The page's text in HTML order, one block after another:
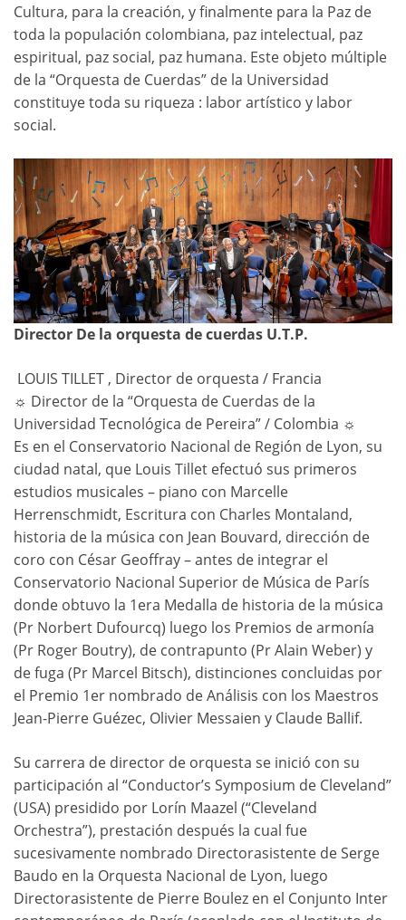
Cultura, para la creación, y finalmente para la Paz de
toda la populación colombiana, paz intelectual, paz
espiritual, paz social, paz humana. Este objeto múltiple
de la “Orquesta de Cuerdas” de la Universidad
constituye toda su riqueza : labor artístico y labor
social.
Director De la orquesta de cuerdas U.T.P.
­ LOUIS TILLET ­, Director de orquesta / Francia
☼ Director de la “Orquesta de Cuerdas de la
Universidad Tecnológica de Pereira” / Colombia ☼
Es en el Conservatorio Nacional de Región de Lyon, su
ciudad natal, que Louis Tillet efectuó sus primeros
estudios musicales – piano con Marcelle
Herrenschmidt, Escritura con Charles Montaland,
historia de la música con Jean Bouvard, dirección de
coro con César Geoffray – antes de integrar el
Conservatorio Nacional Superior de Música de París
donde obtuvo la 1era Medalla de historia de la música
(Pr Norbert Dufourcq) luego los Premios de armonía
(Pr Roger Boutry), de contrapunto (Pr Alain Weber) y
de fuga (Pr Marcel Bitsch), distinciones concluidas por
el Premio 1er nombrado de Análisis con los Maestros
Jean-Pierre Guézec, Olivier Messaien y Claude Ballif.
Su carrera de director de orquesta se inició con su
participación al “Conductor’s Symposium de Cleveland”
(USA) presidido por Lorín Maazel (“Cleveland
Orchestra”), prestación después la cual fue
sucesivamente nombrado Directorasistente de Serge
Baudo en la Orquesta Nacional de Lyon, luego
Directorasistente de Pierre Boulez en el Conjunto Inter